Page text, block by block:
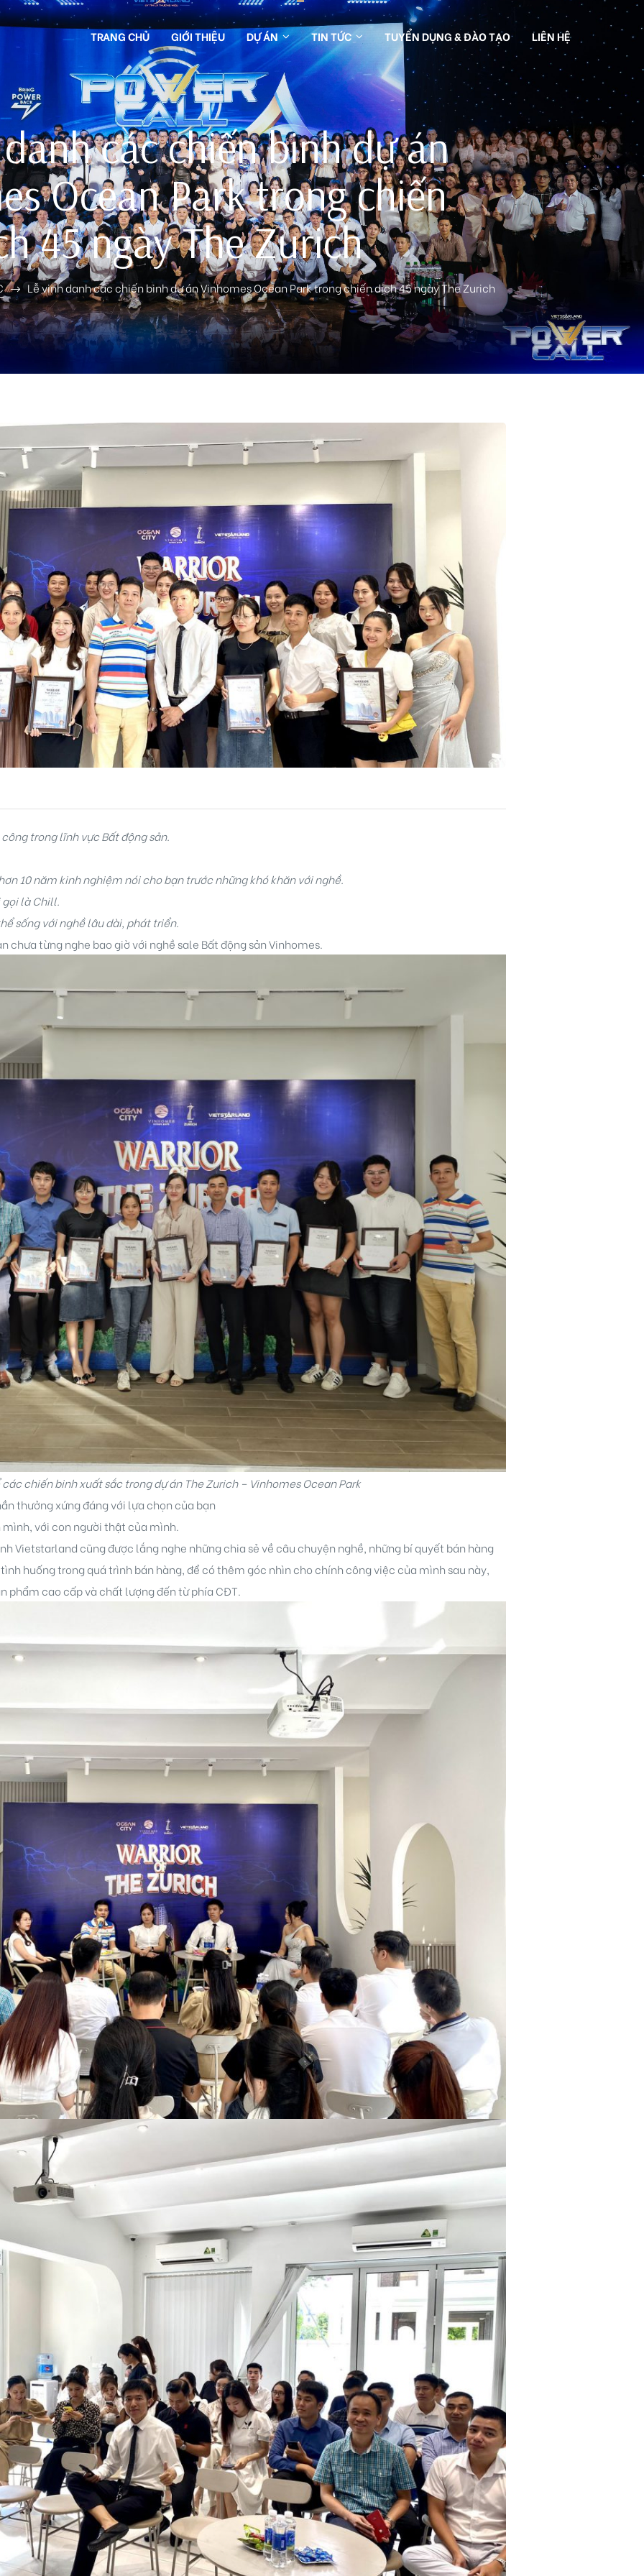
TRANG CHỦ GIỚI THIỆU DỰ ÁN TIN TỨC TUYỂN DỤNG & ĐÀO TẠO LIÊN HỆ
các chiến binh dự án
Ocean Park trong chiến
45 ngày The Zurich
Lễ vinh danh các chiến binh dự án Vinhomes Ocean Park trong chiến dịch 45 ngày The Zurich
trong lĩnh vực Bất động sản.
10 năm kinh nghiệm nói cho bạn trước những khó khăn với nghề.
gọi là Chill.
sống với nghề lâu dài, phát triển.
chưa từng nghe bao giờ với nghề sale Bất động sản Vinhomes.
các chiến binh xuất sắc trong dự án The Zurich – Vinhomes Ocean Park
thưởng xứng đáng với lựa chọn của bạn
với con người thật của mình.
Vietstarland cũng được lắng nghe những chia sẻ về câu chuyện nghề, những bí quyết bán hàng
huống trong quá trình bán hàng, để có thêm góc nhìn cho chính công việc của mình sau này,
phẩm cao cấp và chất lượng đến từ phía CĐT.